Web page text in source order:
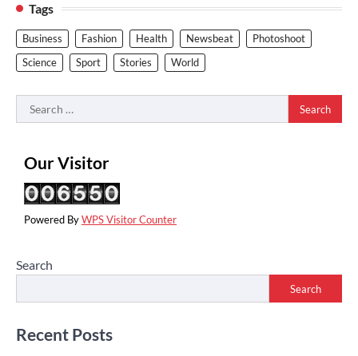
Tags
Business Fashion Health Newsbeat
Photoshoot
Science
Sport Stories World
Search
for:
Our Visitor
Powered ByWPS Visitor Counter
Search
Search
Recent Posts